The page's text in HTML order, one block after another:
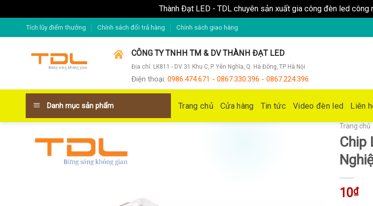
Thành Đạt LED - TDL chuyên sản xuất gia công đèn led
to
Tích lũy điểm thưởng Chính sách đổi trả hàng Chính sách giao hàng
CÔNG TY TNHH TM & DV THÀNH ĐẠT LED
Địa chỉ: LK811 - DV 31 Khu C, P. Yên Nghĩa, Q. Hà Đông, TP Hà Nội
Điện thoại: 0986.474.671 - 0867.330.396 - 0867.224.396
Danh mục sản phẩm Trang chủ Cửa hàng Tin tức Video đèn led Liên
Trang chủ
Chip
10₫